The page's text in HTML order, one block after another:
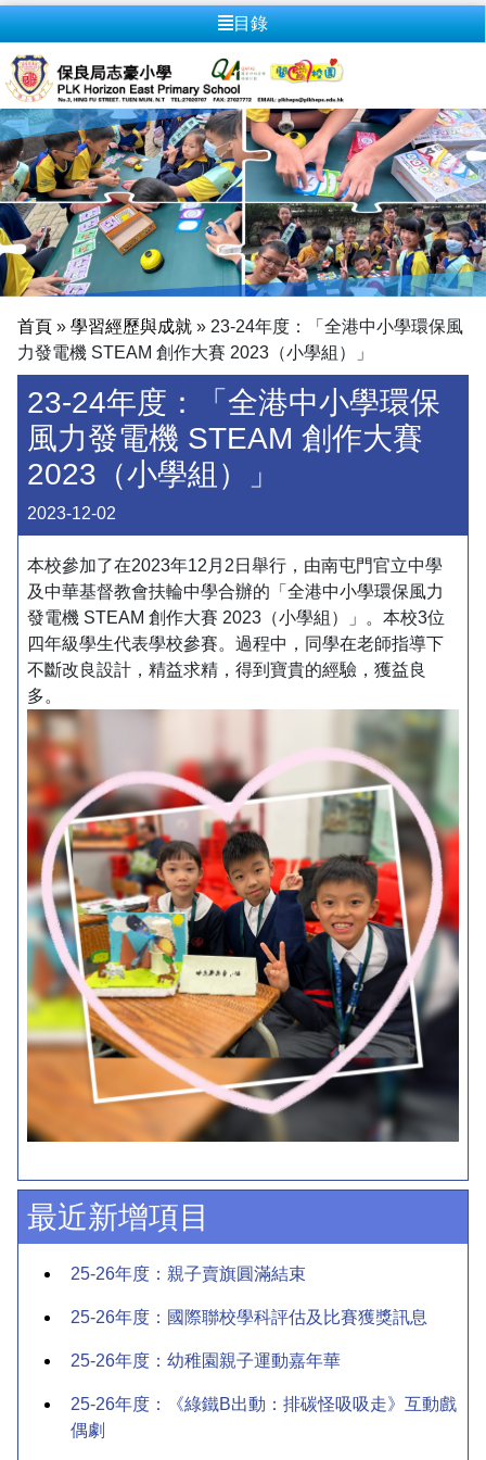
目錄
首頁 » 學習經歷與成就 » 23-24年度：「全港中小學環保風
力發電機 STEAM 創作大賽 2023（小學組）」
23-24年度：「全港中小學環保
風力發電機 STEAM 創作大賽
2023（小學組）」
2023-12-02
本校參加了在2023年12月2日舉行，由南屯門官立中學
及中華基督教會扶輪中學合辦的「全港中小學環保風力
發電機 STEAM 創作大賽 2023（小學組）」。本校3位
四年級學生代表學校參賽。過程中，同學在老師指導下
不斷改良設計，精益求精，得到寶貴的經驗，獲益良
多。
最近新增項目
25-26年度：親子賣旗圓滿結束
25-26年度：國際聯校學科評估及比賽獲獎訊息
25-26年度：幼稚園親子運動嘉年華
25-26年度：《綠鐵B出動：排碳怪吸吸走》互動戲
偶劇